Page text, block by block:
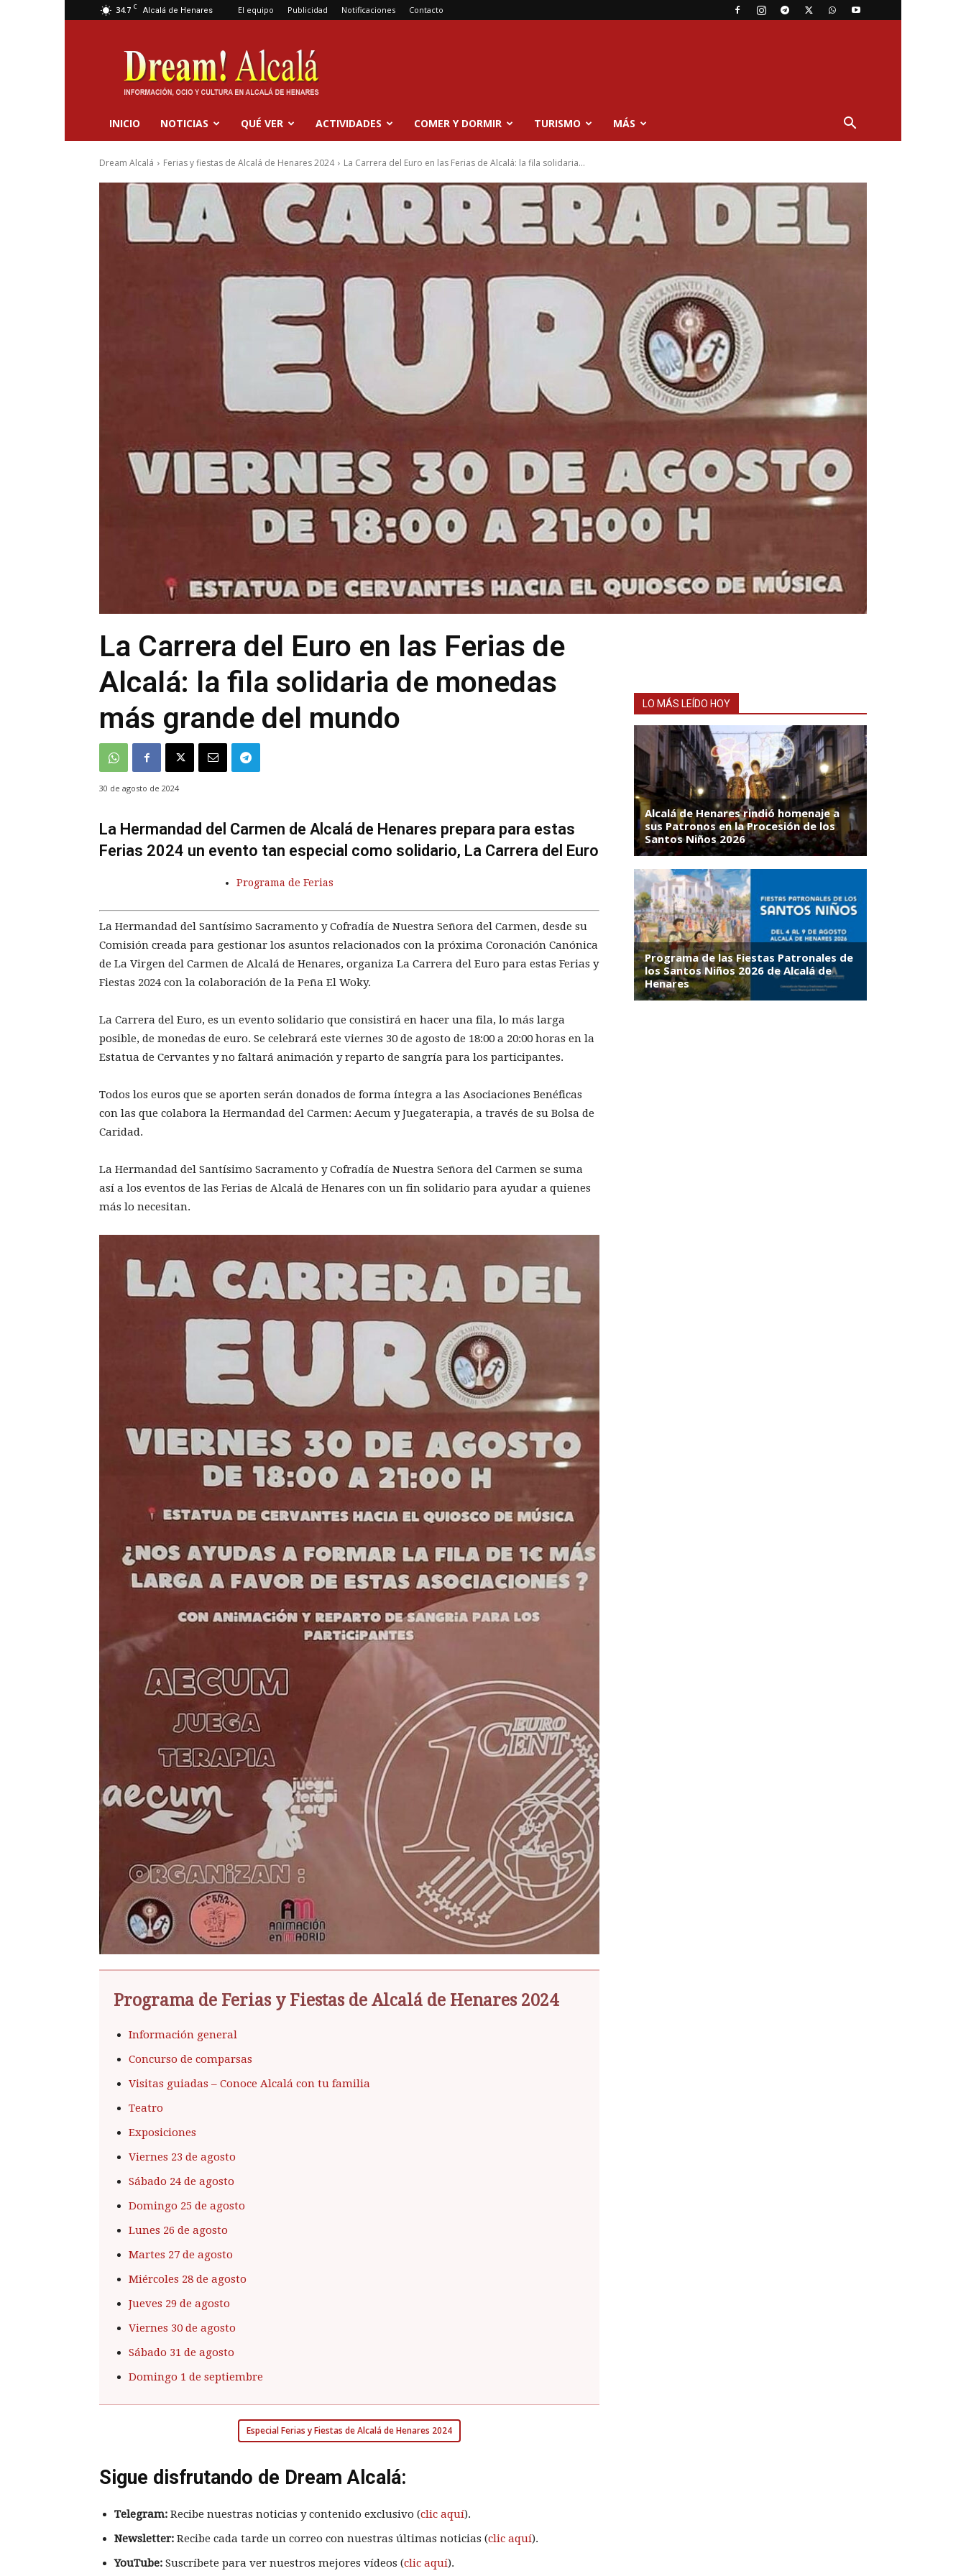
34.7 C Alcalá de Henares El equipo Publicidad Notificaciones Contacto
Dream
Alcalá
INICIO NOTICIAS QUÉ VER ACTIVIDADES COMER Y DORMIR TURISMO MÁS
Dream Alcalá Ferias y fiestas de Alcalá de Henares 2024 La Carrera del Euro en las Ferias de Alcalá: la fila solidaria...
La Carrera del Euro en las Ferias de
Alcalá: la fila solidaria de monedas
más grande del mundo
30 de agosto de 2024
La Hermandad del Carmen de Alcalá de Henares prepara para estas
Ferias 2024 un evento tan especial como solidario, La Carrera del Euro
Programa de Ferias
La Hermandad del Santísimo Sacramento y Cofradía de Nuestra Señora del Carmen, desde su
Comisión creada para gestionar los asuntos relacionados con la próxima Coronación Canónica
de La Virgen del Carmen de Alcalá de Henares, organiza La Carrera del Euro para estas Ferias y
Fiestas 2024 con la colaboración de la Peña El Woky.
La Carrera del Euro, es un evento solidario que consistirá en hacer una fila, lo más larga
posible, de monedas de euro. Se celebrará este viernes 30 de agosto de 18:00 a 20:00 horas en la
Estatua de Cervantes y no faltará animación y reparto de sangría para los participantes.
Todos los euros que se aporten serán donados de forma íntegra a las Asociaciones Benéficas
con las que colabora la Hermandad del Carmen: Aecum y Juegaterapia, a través de su Bolsa de
Caridad.
La Hermandad del Santísimo Sacramento y Cofradía de Nuestra Señora del Carmen se suma
así a los eventos de las Ferias de Alcalá de Henares con un fin solidario para ayudar a quienes
más lo necesitan.
Programa de Ferias y Fiestas de Alcalá de Henares 2024
Información general
Concurso de comparsas
Visitas guiadas – Conoce Alcalá con tu familia
Teatro
Exposiciones
Viernes 23 de agosto
Sábado 24 de agosto
Domingo 25 de agosto
Lunes 26 de agosto
Martes 27 de agosto
Miércoles 28 de agosto
Jueves 29 de agosto
Viernes 30 de agosto
Sábado 31 de agosto
Domingo 1 de septiembre
Especial Ferias y Fiestas de Alcalá de Henares 2024
Sigue disfrutando de Dream Alcalá:
Telegram: Recibe nuestras noticias y contenido exclusivo (clic aquí).
Newsletter: Recibe cada tarde un correo con nuestras últimas noticias (clic aquí).
YouTube: Suscríbete para ver nuestros mejores vídeos (clic aquí).
LO MÁS LEÍDO HOY